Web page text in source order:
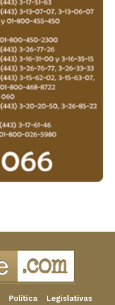
Política
Legislativas